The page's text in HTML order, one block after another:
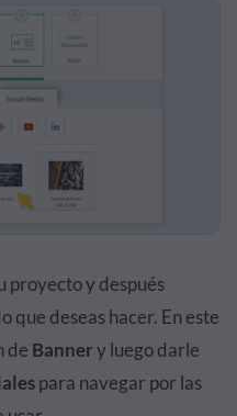
proyecto y después
que deseas hacer. En este
de Bannery luego darle
para navegar por las